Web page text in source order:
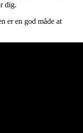
dig.
er en god måde at